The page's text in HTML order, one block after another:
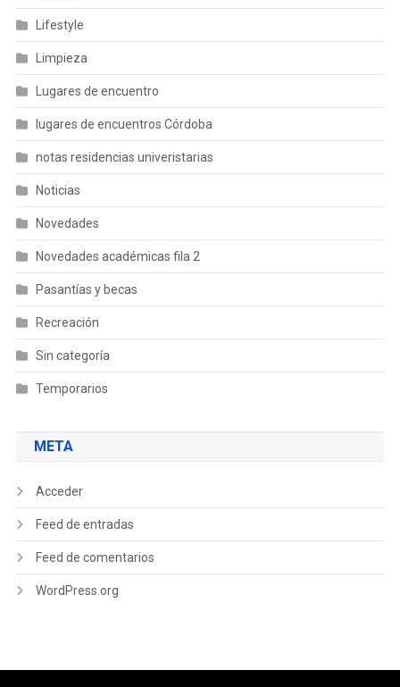
Lifestyle
Limpieza
Lugares de encuentro
lugares de encuentros Córdoba
notas residencias univeristarias
Noticias
Novedades
Novedades académicas fila 2
Pasantías y becas
Recreación
Sin categoría
Temporarios
META
Acceder
Feed de entradas
Feed de comentarios
WordPress.org